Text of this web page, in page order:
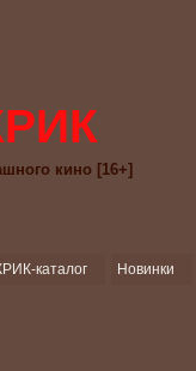
кино [16+]
каталог Новинки